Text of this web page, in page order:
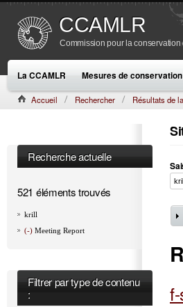
CCAMLR
Commission pour la
La CCAMLR Mesures de conservation
Accueil Rechercher Résultats de
Recherche actuelle
521 éléments trouvés
krill
(-) Meeting Report
Filtrer par type de contenu
: